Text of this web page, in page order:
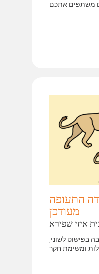
התעופה
מעודכן
איזי שפירא
בפישוט לשוני,
ומשימת חקר